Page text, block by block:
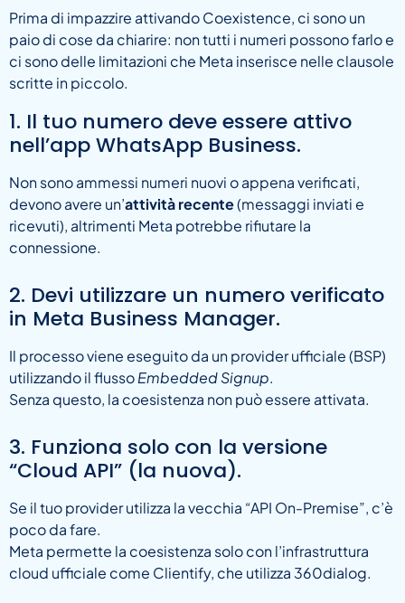
Prima di impazzire attivando Coexistence, ci sono un
paio di cose da chiarire: non tutti i numeri possono farlo e
ci sono delle limitazioni che Meta inserisce nelle clausole
scritte in piccolo.
1. Il tuo numero deve essere attivo
nell’app WhatsApp Business.
Non sono ammessi numeri nuovi o appena verificati,
devono avere un’attività recente(messaggi inviati e
ricevuti), altrimenti Meta potrebbe rifiutare la
connessione.
2. Devi utilizzare un numero verificato
in Meta Business Manager.
Il processo viene eseguito da un provider ufficiale (BSP)
utilizzando il flussoEmbedded Signup.
Senza questo, la coesistenza non può essere attivata.
3. Funziona solo con la versione
“Cloud API” (la nuova).
Se il tuo provider utilizza la vecchia “API On-Premise”, c’è
poco da fare.
Meta permette la coesistenza solo con l’infrastruttura
cloud ufficiale come Clientify, che utilizza 360dialog.